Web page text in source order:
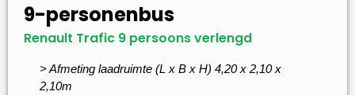
9-personenbus
Renault Trafic 9 persoons verlengd
> Afmeting laadruimte (L x B x H) 4,20 x 2,10 x
2,10m